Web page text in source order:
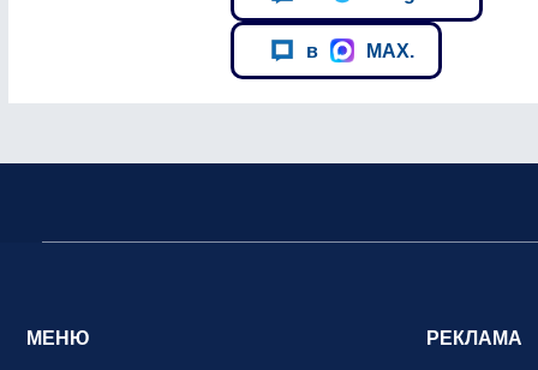
в MAX.
МЕНЮ РЕКЛАМА